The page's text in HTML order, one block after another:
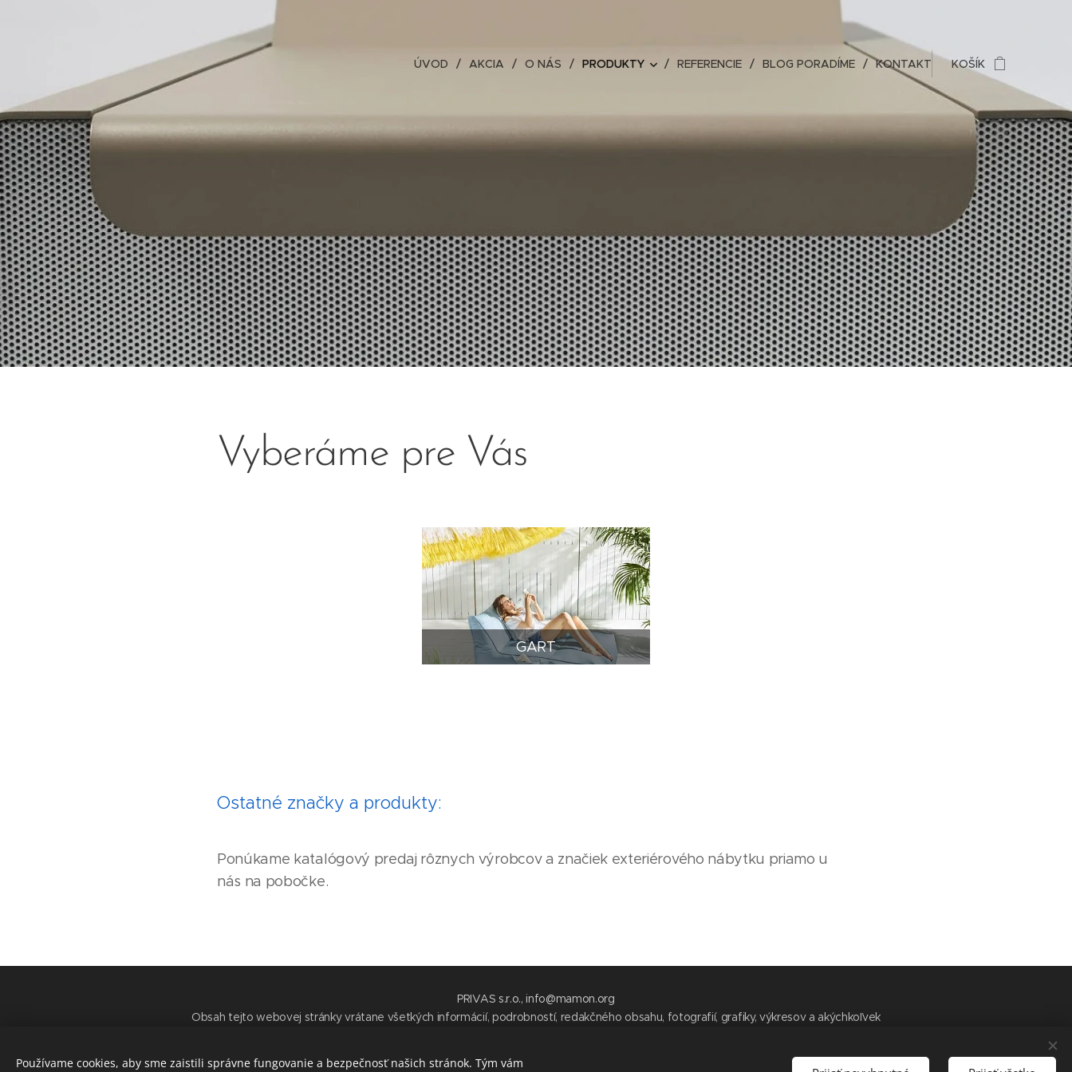
ÚVOD AKCIA O NÁS PRODUKTY REFERENCIE BLOG PORADÍME KONTAKT KOŠÍK
Vyberáme pre Vás
GART
Ostatné značky a produkty:
Ponúkame katalógový predaj rôznych výrobcov a značiek exteriérového nábytku priamo u
nás na pobočke.
PRIVAS s.r.o., info@mamon.org
Obsah tejto webovej stránky vrátane všetkých informácií, podrobností, redakčného obsahu, fotografií, grafiky, výkresov a akýchkoľvek
kedykoľvek a podľa vlastného uváženia zmeniť obsah.
Používame cookies, aby sme zaistili správne fungovanie a bezpečnosť našich stránok. Tým vám